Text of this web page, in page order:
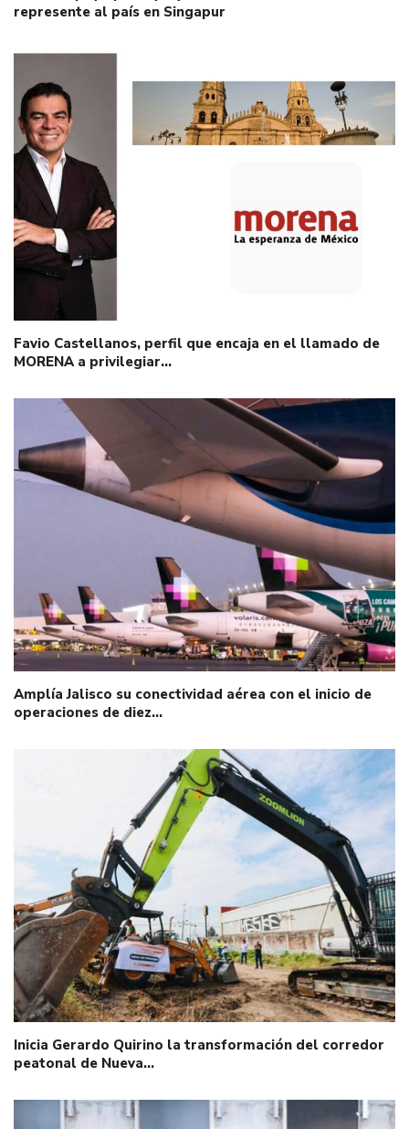
represente al país en Singapur
Favio Castellanos, perfil que encaja en el llamado de
MORENA a privilegiar…
Amplía Jalisco su conectividad aérea con el inicio de
operaciones de diez…
Inicia Gerardo Quirino la transformación del corredor
peatonal de Nueva…